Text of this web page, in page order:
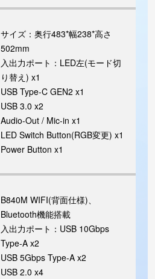
サイズ：奥行483*幅238*高さ
502mm
入出力ポート：LED左(モード切
り替え) x1
USB Type-C GEN2 x1
USB 3.0 x2
Audio-Out / Mic-in x1
LED Switch Button(RGB変更) x1
Power Button x1
B840M WIFI(背面仕様)、
Bluetooth機能搭載
入出力ポート：USB 10Gbps
Type-A x2
USB 5Gbps Type-A x2
USB 2.0 x4